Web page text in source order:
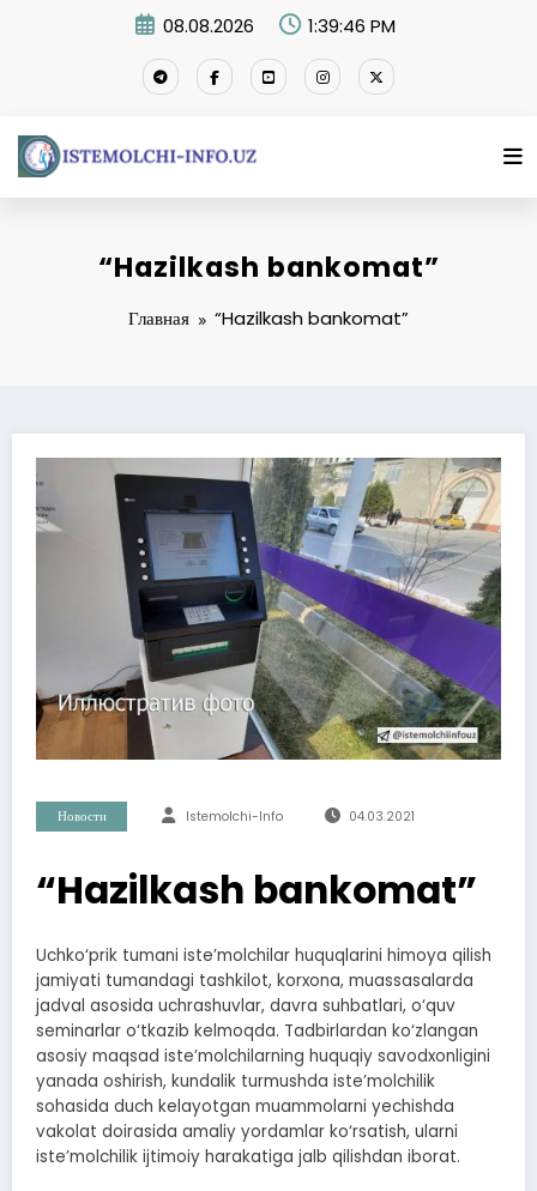
08.08.2026 1:39:47 PM
“Hazilkash bankomat”
Главная “Hazilkash bankomat”
Новости Istemolchi-Info 04.03.2021
“Hazilkash bankomat”
Uchko‘prik tumani iste’molchilar huquqlarini himoya qilish
jamiyati tumandagi tashkilot, korxona, muassasalarda
jadval asosida uchrashuvlar, davra suhbatlari, o‘quv
seminarlar o‘tkazib kelmoqda. Tadbirlardan ko‘zlangan
asosiy maqsad iste’molchilarning huquqiy savodxonligini
yanada oshirish, kundalik turmushda iste’molchilik
sohasida duch kelayotgan muammolarni yechishda
vakolat doirasida amaliy yordamlar ko‘rsatish, ularni
iste’molchilik ijtimoiy harakatiga jalb qilishdan iborat.